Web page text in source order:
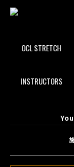
OCL STRETCH
INSTRUCTORS